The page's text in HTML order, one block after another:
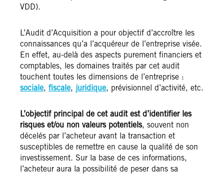
VDD).
L’Audit d’Acquisition a pour objectif d’accroître les
connaissances qu’a l’acquéreur de l’entreprise visée.
En effet, au-delà des aspects purement financiers et
comptables, les domaines traités par cet audit
touchent toutes les dimensions de l’entreprise :
sociale, fiscale, juridique, prévisionnel d’activité, etc.
L’objectif principal de cet audit est d’identifier les
risques et/ou non valeurs potentiels, souvent non
décelés par l’acheteur avant la transaction et
susceptibles de remettre en cause la qualité de son
investissement. Sur la base de ces informations,
l’acheteur aura la possibilité de peser dans sa